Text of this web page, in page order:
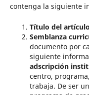
contenga la siguiente
Título del artículo
Semblanza
documento por
siguiente
adscripción
centro,
trabaja. De ser